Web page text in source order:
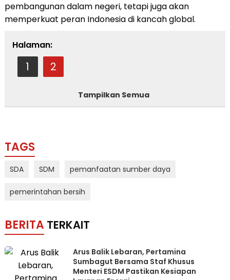
pembangunan dalam negeri, tetapi juga akan
memperkuat peran Indonesia di kancah global.
Halaman:
1 2
Tampilkan Semua
TAGS
SDA SDM pemanfaatan sumber daya
pemerintahan bersih
BERITA TERKAIT
Arus Balik Lebaran, Pertamina
Sumbagut Bersama Staf Khusus
Menteri ESDM Pastikan Kesiapan